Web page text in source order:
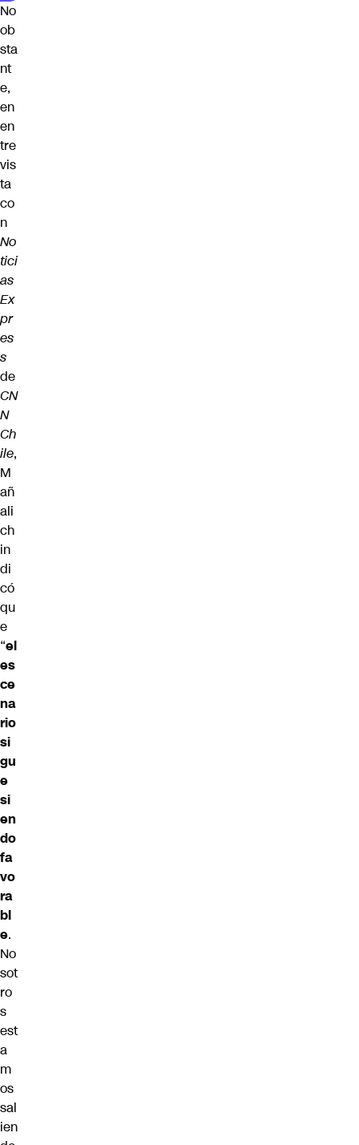
No
ob
sta
nt
e,
en
en
tre
vis
ta
co
n
No
tici
as
Ex
pr
es
s
de
CN
N
Ch
ile,
M
añ
ali
ch
in
di
có
qu
e
“el
es
ce
na
rio
si
gu
e
si
en
do
fa
vo
ra
bl
e.
No
sot
ro
s
est
a
m
os
sal
ien